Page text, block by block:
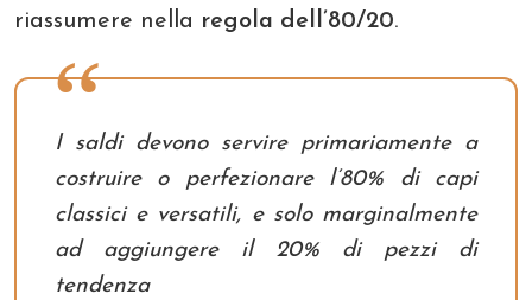
riassumere nella regola dell’80/20.
I saldi devono servire primariamente a
costruire o perfezionare l’80% di capi
classici e versatili, e solo marginalmente
ad aggiungere il 20% di pezzi di
tendenza